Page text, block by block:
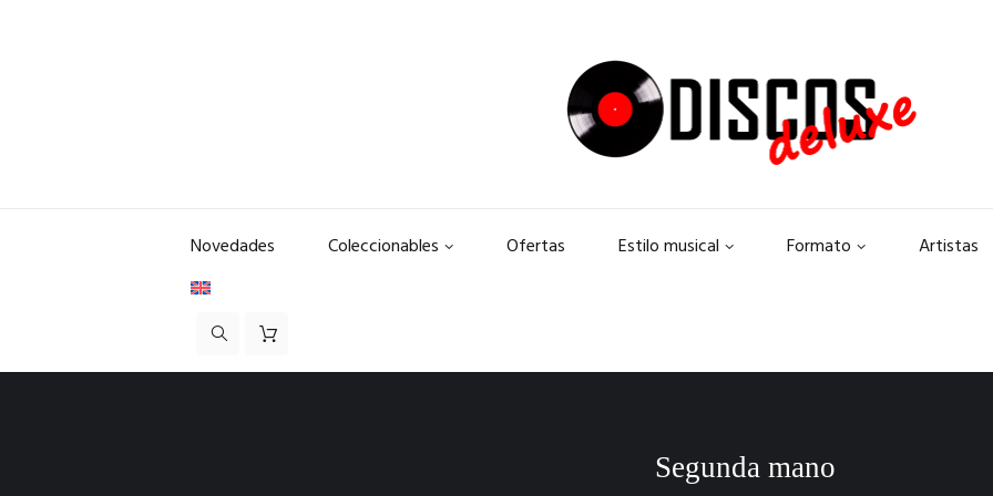
Novedades Coleccionables Ofertas Estilo musical Formato Artistas
Segunda mano